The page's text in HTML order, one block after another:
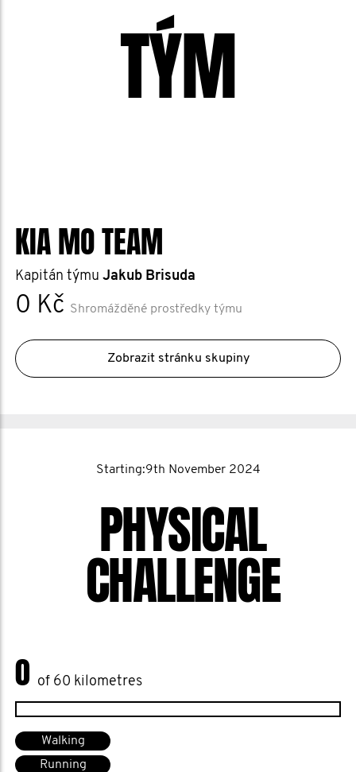
TÝM
KIA MO TEAM
Kapitán týmu Jakub Brisuda
0 Kč Shromážděné prostředky týmu
Zobrazit stránku skupiny
Starting:9th November 2024
PHYSICAL
CHALLENGE
0 of 60 kilometres
Walking
Running